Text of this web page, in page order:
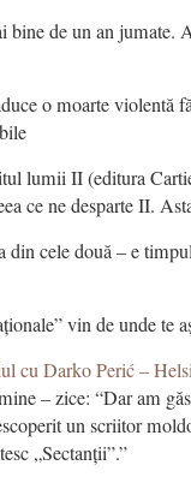
bine de un an jumate.
o moarte violentă
lumii II (editura
ce ne desparte II.
din cele două – e
vin de unde te
cu Darko Perić –
– zice: “Dar am
un scriitor
„Sectanții”.”